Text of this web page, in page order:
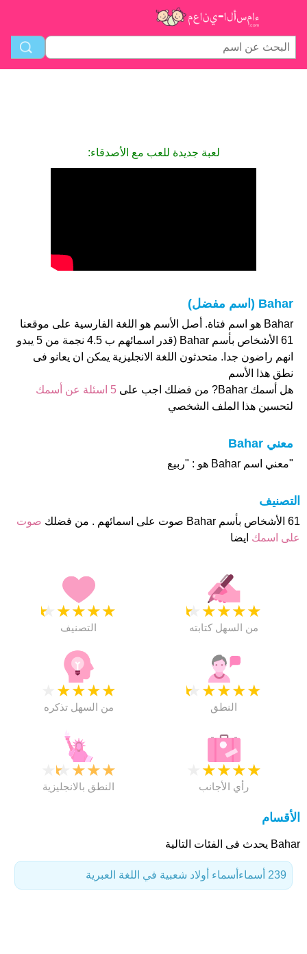
لعبة جديدة للعب مع الأصدقاء:
Bahar (اسم مفضل)
Bahar هو اسم فتاة. أصل الأسم هو اللغة الفارسية على موقعنا
61 الأشخاص بأسم Bahar (قدر اسمائهم ب 4.5 نجمة من 5 يبدو
انهم راضون جدا. متحدثون اللغة الانجليزية يمكن ان يعانو فى
نطق هذا الأسم
هل أسمك Bahar? من فضلك اجب على
5 اسئلة عن أسمك
لتحسين هذا الملف الشخصي
معني Bahar
"معني اسم Bahar هو : "ربيع
التصنيف
61 الأشخاص بأسم Bahar صوت على اسمائهم . من فضلك
صوت
على اسمك ايضا
★
★
★
★
★
التصنيف
★
★
★
★
★
من السهل كتابته
★
★
★
★
من السهل تذكره
★
★
★
★
★
النطق
★
★
★
★
النطق بالانجليزية
★
★
★
★
رأي الأجانب
الأقسام
Bahar يحدث فى الفئات التالية
أسماء أولاد شعبية في اللغة العبرية 239 أسماء